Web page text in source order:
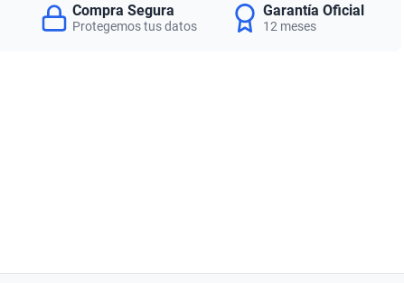
Compra Segura
Protegemos tus datos
Garantía Oficial
12 meses